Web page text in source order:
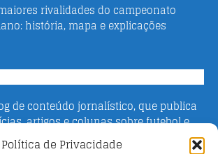
Política de Privacidade
rivalidades do campeonato
história, mapa e explicações
de conteúdo jornalístico, que publica
artigos e colunas sobre futebol e
Fundado em 2016 pelo jornalista